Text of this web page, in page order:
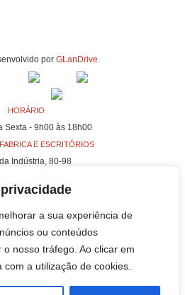
a sua experiência de
ou conteúdos
nosso tráfego. Ao clicar em
a utilização de cookies.
por GLanDrive
HORÁRIO
Sexta - 9h00 às 18h00
E ESCRITÓRIOS
Indústria, 80-98
- SEDE
Indústria, 100-106
Campo, Valongo